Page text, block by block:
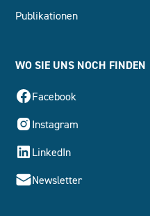
Publikationen
WO SIE UNS NOCH FINDEN
Facebook
Instagram
LinkedIn
Newsletter